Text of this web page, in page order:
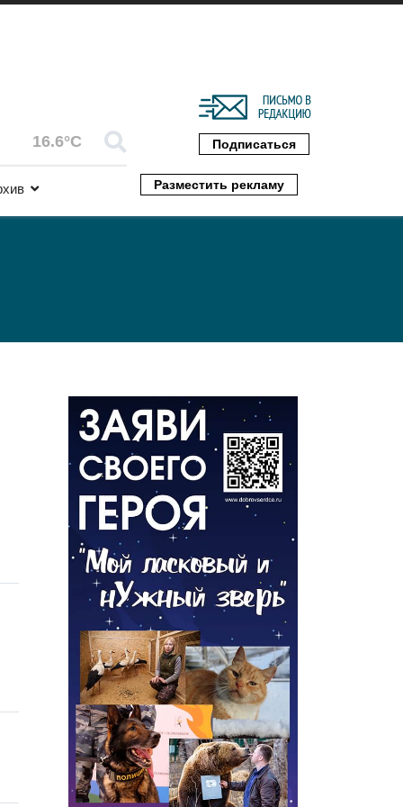
16.6°C Подписаться
Разместить рекламу